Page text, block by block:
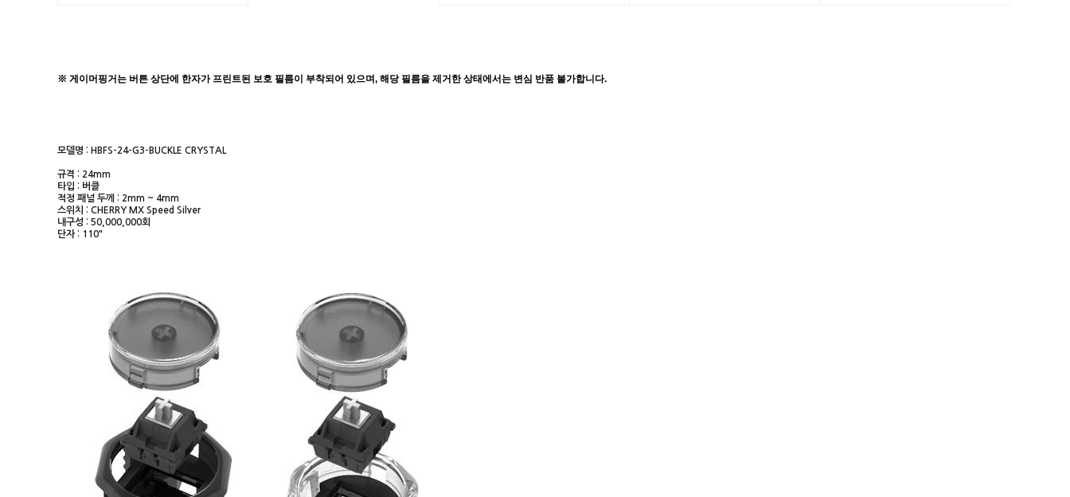
※ 게이머핑거는 버튼 상단에 한자가 프린트된 보호 필름이 부착되어 있으며, 해당 필름을 제거한 상태에서는 변심 반품 불가합니다.
모델명 : HBFS-24-G3-BUCKLE CRYSTAL
규격 : 24mm
타입 : 버클
적정 패널 두께 : 2mm ~ 4mm
스위치 : CHERRY MX Speed Silver
내구성 : 50,000,000회
단자 : 110"